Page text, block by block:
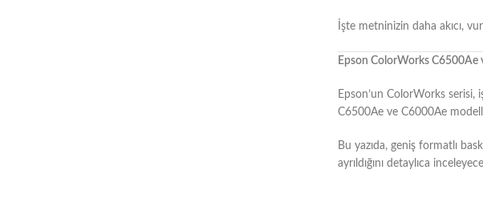
İşte metninizin daha akıcı,
Epson ColorWorks C6500Ae
Epson’un ColorWorks
C6500Ae ve C6000Ae
Bu yazıda, geniş formatlı
ayrıldığını detaylıca